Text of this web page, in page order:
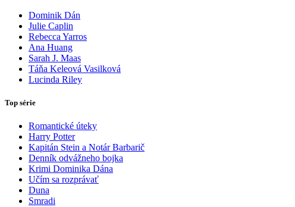
Dominik Dán
Julie Caplin
Rebecca Yarros
Ana Huang
Sarah J. Maas
Táňa Keleová Vasilková
Lucinda Riley
Top série
Romantické úteky
Harry Potter
Kapitán Stein a Notár Barbarič
Denník odvážneho bojka
Krimi Dominika Dána
Učím sa rozprávať
Duna
Smradi